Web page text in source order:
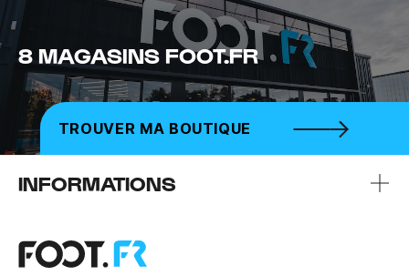
8 MAGASINS FOOT.FR
TROUVER MA BOUTIQUE
INFORMATIONS